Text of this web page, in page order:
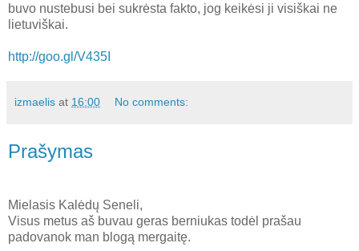
buvo nustebusi bei sukrėsta fakto, jog keikėsi ji visiškai ne
lietuviškai.
http://goo.gl/V435I
izmaelis at 16:00 No comments:
Prašymas
Mielasis Kalėdų Seneli,
Visus metus aš buvau geras berniukas todėl prašau
padovanok man blogą mergaitę.